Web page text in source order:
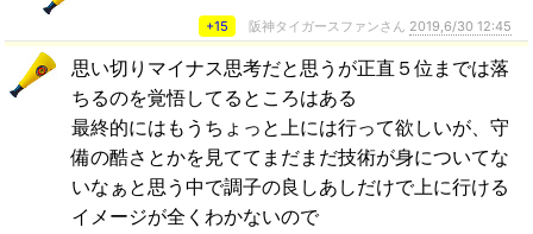
+15 阪神タイガースファンさん 2019,6/30 12:45
思い切りマイナス思考だと思うが正直５位までは落
ちるのを覚悟してるところはある
最終的にはもうちょっと上には行って欲しいが、守
備の酷さとかを見ててまだまだ技術が身についてな
いなぁと思う中で調子の良しあしだけで上に行ける
イメージが全くわかないので